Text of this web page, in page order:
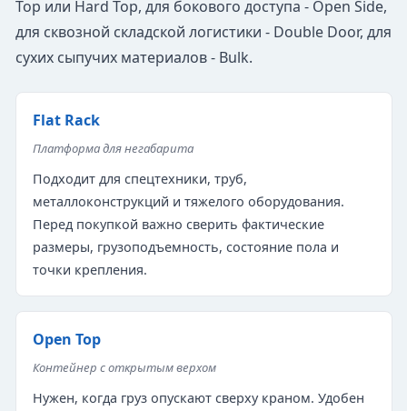
Top или Hard Top, для бокового доступа - Open Side,
для сквозной складской логистики - Double Door, для
сухих сыпучих материалов - Bulk.
Flat Rack
Платформа для негабарита
Подходит для спецтехники, труб,
металлоконструкций и тяжелого оборудования.
Перед покупкой важно сверить фактические
размеры, грузоподъемность, состояние пола и
точки крепления.
Open Top
Контейнер с открытым верхом
Нужен, когда груз опускают сверху краном. Удобен